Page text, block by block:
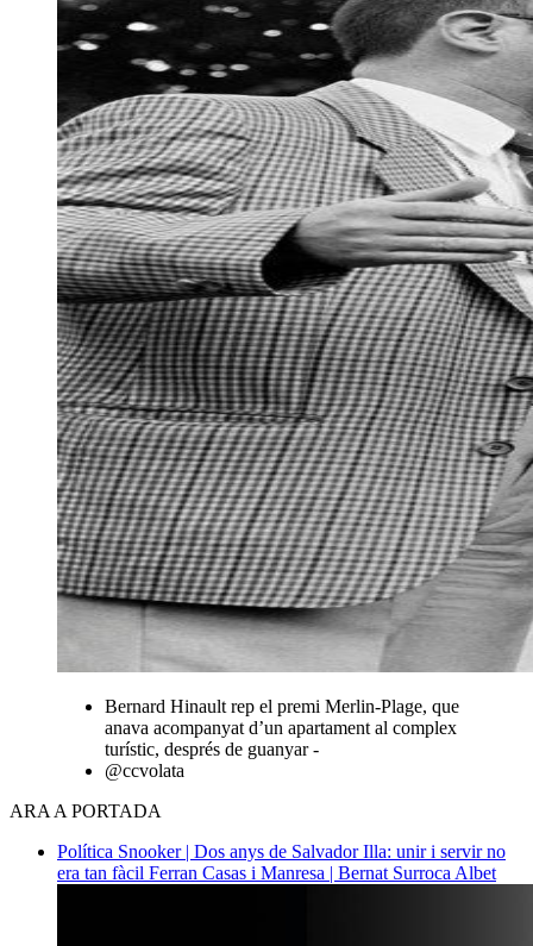
Bernard Hinault rep el premi Merlin-Plage, que
anava acompanyat d’un apartament al complex
turístic, després de guanyar -
@ccvolata
ARA A PORTADA
Política Snooker | Dos anys de Salvador Illa: unir i servir no
era tan fàcil Ferran Casas i Manresa | Bernat Surroca Albet